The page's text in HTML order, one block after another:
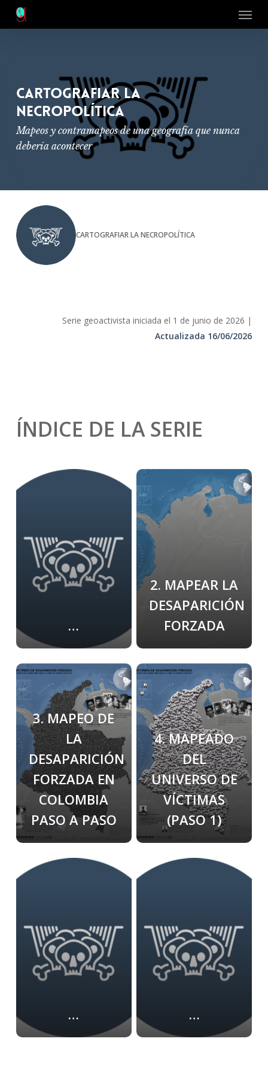
Menu
Cartografiar la
necropolítica
Mapeos y contramapeos de una geografía que nunca
debería acontecer
CARTOGRAFIAR LA NECROPOLÍTICA
Serie geoactivista iniciada el 1 de junio de 2026 |
Actualizada 16/06/2026
ÍNDICE DE LA SERIE
…
2. MAPEAR LA
DESAPARICIÓN
FORZADA
Learn
more
3. MAPEO DE
LA
DESAPARICIÓN
FORZADA EN
COLOMBIA
PASO A PASO
Learn
more
4. MAPEADO
DEL
UNIVERSO DE
VÍCTIMAS
(PASO 1)
Learn
more
… …